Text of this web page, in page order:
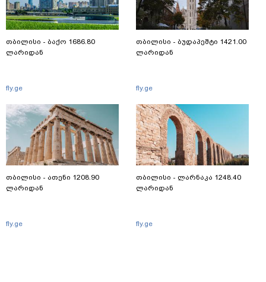
თბილისი - ბაქო 1686.80
ლარიდან
fly.ge
თბილისი - ათენი 1208.90
ლარიდან
fly.ge
თბილისი - ბუდაპეშტი 1421.00
ლარიდან
fly.ge
თბილისი - ლარნაკა 1248.40
ლარიდან
fly.ge